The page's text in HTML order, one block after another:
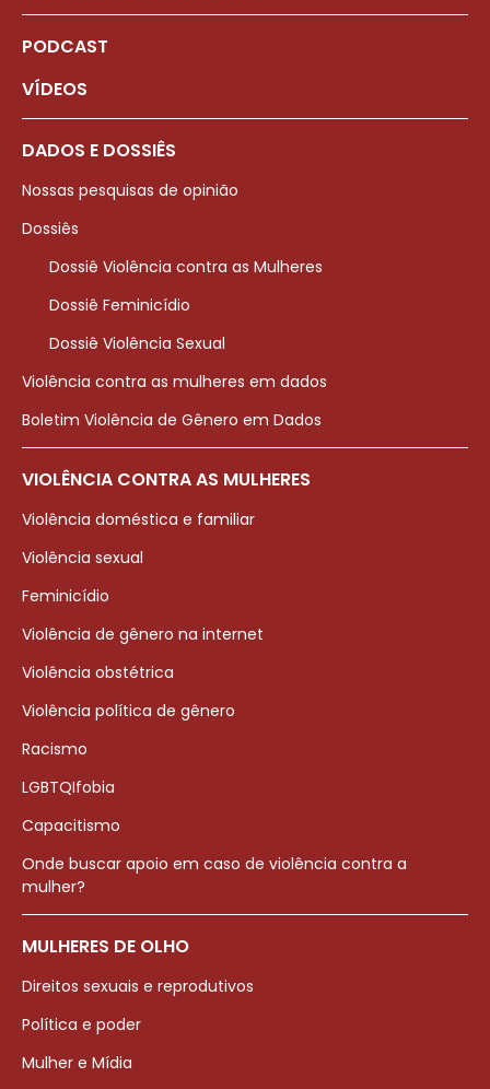
PODCAST
VÍDEOS
DADOS E DOSSIÊS
Nossas pesquisas de opinião
Dossiês
Dossiê Violência contra as Mulheres
Dossiê Feminicídio
Dossiê Violência Sexual
Violência contra as mulheres em dados
Boletim Violência de Gênero em Dados
VIOLÊNCIA CONTRA AS MULHERES
Violência doméstica e familiar
Violência sexual
Feminicídio
Violência de gênero na internet
Violência obstétrica
Violência política de gênero
Racismo
LGBTQIfobia
Capacitismo
Onde buscar apoio em caso de violência contra a
mulher?
MULHERES DE OLHO
Direitos sexuais e reprodutivos
Política e poder
Mulher e Mídia